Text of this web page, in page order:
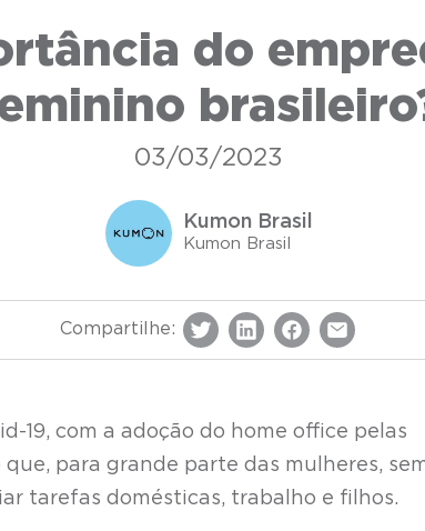
do
03/03/2023
Kumon Brasil
Kumon Brasil
Compartilhe:
19, com a adoção do home office pelas
para grande parte das mulheres,
tarefas domésticas, trabalho e filhos.